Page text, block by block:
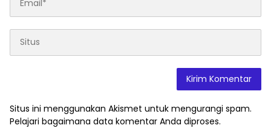
Situs ini menggunakan Akismet untuk mengurangi spam.
Pelajari bagaimana data komentar Anda diproses.